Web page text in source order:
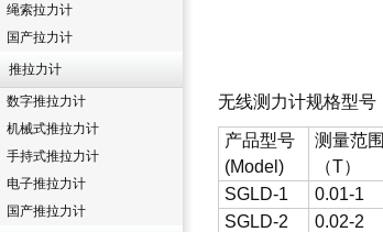
绳索拉力计
国产拉力计
推拉力计
数字推拉力计
机械式推拉力计
手持式推拉力计
电子推拉力计
国产推拉力计
无线测力计规格型号
产品型号
(Model)
测量范围
（T）
SGLD-1
0.01-1
SGLD-2
0.02-2